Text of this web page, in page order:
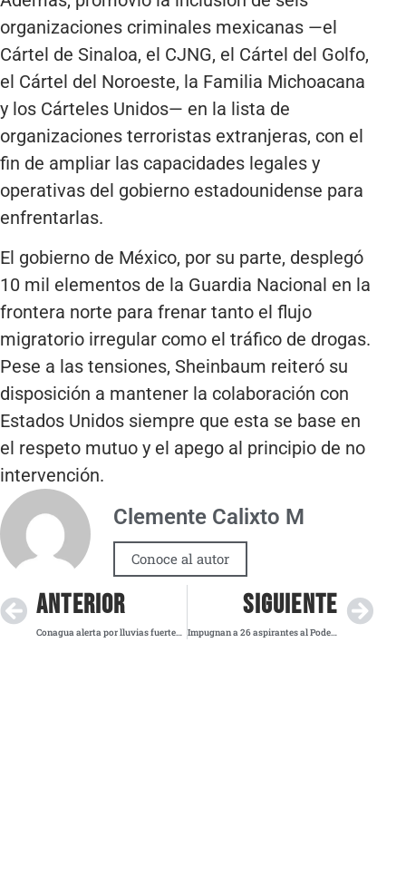
organizaciones criminales mexicanas —el
Cártel de Sinaloa, el CJNG, el Cártel del Golfo,
el Cártel del Noroeste, la Familia Michoacana
y los Cárteles Unidos— en la lista de
organizaciones terroristas extranjeras, con el
fin de ampliar las capacidades legales y
operativas del gobierno estadounidense para
enfrentarlas.
El gobierno de México, por su parte, desplegó
10 mil elementos de la Guardia Nacional en la
frontera norte para frenar tanto el flujo
migratorio irregular como el tráfico de drogas.
Pese a las tensiones, Sheinbaum reiteró su
disposición a mantener la colaboración con
Estados Unidos siempre que esta se base en
el respeto mutuo y el apego al principio de no
intervención.
Clemente Calixto M
Conoce al autor
ANTERIOR
Conagua alerta por lluvias fuertes, posibles tornados y ola de calor en 15 estados del país
SIGUIENTE
Impugnan a 26 aspirantes al Poder Judicial por vínculos con crimen y faltas éticas